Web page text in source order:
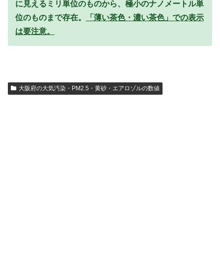
に見えるミリ単位のものから、極小のナノメートル単
位のものまで存在。
「薄い茶色・濃い茶色」での表示
は要注意。
大阪府の大気汚染・PM2.5・黄砂・エアロゾルの数値